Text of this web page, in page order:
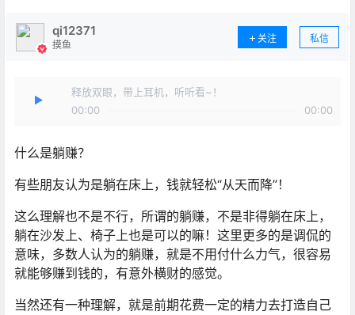
qi12371
摸鱼
关注 私信
释放双眼，带上耳机，听听看~！
00:00
00:00
什么是躺赚？
有些朋友认为是躺在床上，钱就轻松“从天而降”！
这么理解也不是不行，所谓的躺赚，不是非得躺在床上，
躺在沙发上、椅子上也是可以的嘛！这里更多的是调侃的
意味，多数人认为的躺赚，就是不用付什么力气，很容易
就能够赚到钱的，有意外横财的感觉。
当然还有一种理解，就是前期花费一定的精力去打造自己